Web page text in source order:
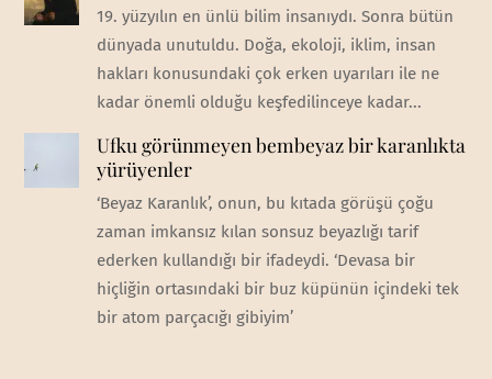
19. yüzyılın en ünlü bilim insanıydı. Sonra bütün
dünyada unutuldu. Doğa, ekoloji, iklim, insan
hakları konusundaki çok erken uyarıları ile ne
kadar önemli olduğu keşfedilinceye kadar...
Ufku görünmeyen bembeyaz bir karanlıkta
yürüyenler
‘Beyaz Karanlık’, onun, bu kıtada görüşü çoğu
zaman imkansız kılan sonsuz beyazlığı tarif
ederken kullandığı bir ifadeydi. ‘Devasa bir
hiçliğin ortasındaki bir buz küpünün içindeki tek
bir atom parçacığı gibiyim’